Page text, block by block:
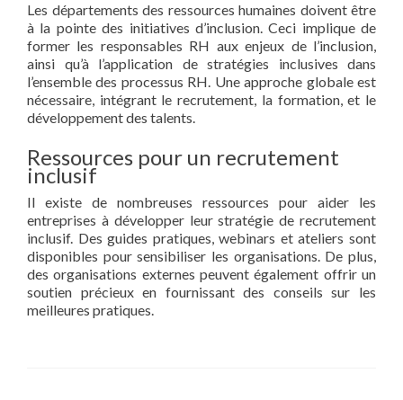
Les départements des ressources humaines doivent être
à la pointe des initiatives d’inclusion. Ceci implique de
former les responsables RH aux enjeux de l’inclusion,
ainsi qu’à l’application de stratégies inclusives dans
l’ensemble des processus RH. Une approche globale est
nécessaire, intégrant le recrutement, la formation, et le
développement des talents.
Ressources pour un recrutement
inclusif
Il existe de nombreuses ressources pour aider les
entreprises à développer leur stratégie de recrutement
inclusif. Des guides pratiques, webinars et ateliers sont
disponibles pour sensibiliser les organisations. De plus,
des organisations externes peuvent également offrir un
soutien précieux en fournissant des conseils sur les
meilleures pratiques.